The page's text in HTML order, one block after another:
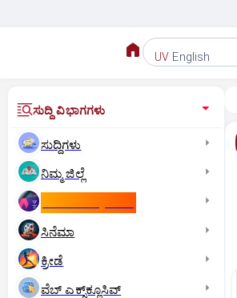
UV English
ಸುದ್ದಿ ವಿಭಾಗಗಳು
ಸುದ್ದಿಗಳು
ನಿಮ್ಮ ಜಿಲ್ಲೆ
ಸಿನೆಮಾ
ಕ್ರೀಡೆ
ವೆಬ್ ಎಕ್ಸ್‌ಕ್ಲೂಸಿವ್